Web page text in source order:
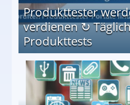
Produkttester
verdienen ↻
Produkttests
↻ Täglich neue Produkttests